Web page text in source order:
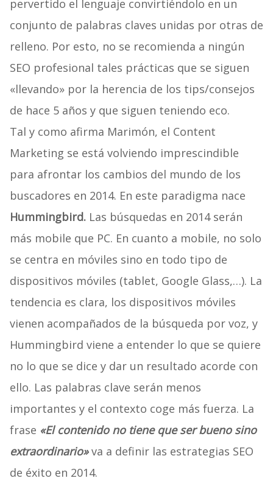
pervertido el lenguaje convirtiéndolo en un
conjunto de palabras claves unidas por otras de
relleno. Por esto, no se recomienda a ningún
SEO profesional tales prácticas que se siguen
«llevando» por la herencia de los tips/consejos
de hace 5 años y que siguen teniendo eco.
Tal y como afirma Marimón, el Content
Marketing se está volviendo imprescindible
para afrontar los cambios del mundo de los
buscadores en 2014. En este paradigma nace
Hummingbird.Las búsquedas en 2014 serán
más mobile que PC. En cuanto a mobile, no solo
se centra en móviles sino en todo tipo de
dispositivos móviles (tablet, Google Glass,…). La
tendencia es clara, los dispositivos móviles
vienen acompañados de la búsqueda por voz, y
Hummingbird viene a entender lo que se quiere
no lo que se dice y dar un resultado acorde con
ello. Las palabras clave serán menos
importantes y el contexto coge más fuerza. La
frase «El contenido no tiene que ser bueno sino
extraordinario»va a definir las estrategias SEO
de éxito en 2014.